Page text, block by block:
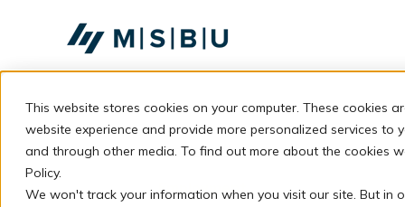
This website stores cookies on your computer. These cookies
website experience and provide more personalized services to
and through other media. To find out more about the cookies
Policy.
We won't track your information when you visit our site. But in
Layanan Toggle
children
Layanan
Komunitas
Tentang
back to blog
Employment